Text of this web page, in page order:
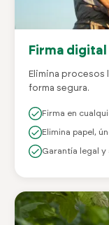
Firma
Elimina
forma segura.
Firma en
Elimina papel,
Garantía legal